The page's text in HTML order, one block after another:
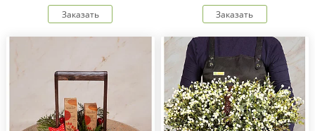
Заказать Заказать